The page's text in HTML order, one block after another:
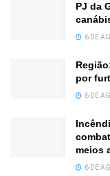
PJ da
6 DE
por
6 DE
meios
6 DE